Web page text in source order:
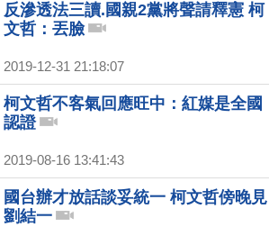
反滲透法三讀.國親2黨將聲請釋憲 柯
文哲：丟臉
2019-12-31 21:18:07
柯文哲不客氣回應旺中：紅媒是全國
認證
2019-08-16 13:41:43
國台辦才放話談妥統一 柯文哲傍晚見
劉結一